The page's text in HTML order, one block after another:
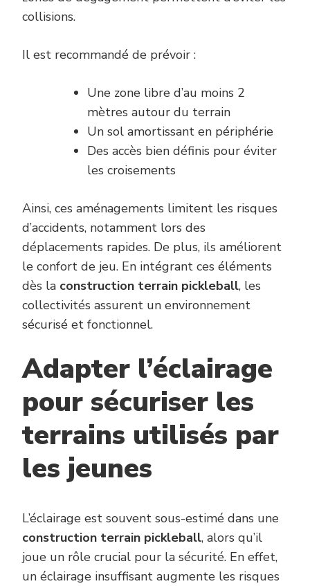
collisions.
Il est recommandé de prévoir :
Une zone libre d’au moins 2
mètres autour du terrain
Un sol amortissant en périphérie
Des accès bien définis pour éviter
les croisements
Ainsi, ces aménagements limitent les risques
d’accidents, notamment lors des
déplacements rapides. De plus, ils améliorent
le confort de jeu. En intégrant ces éléments
dès la construction terrain pickleball, les
collectivités assurent un environnement
sécurisé et fonctionnel.
Adapter l’éclairage
pour sécuriser les
terrains utilisés par
les jeunes
L’éclairage est souvent sous-estimé dans une
construction terrain pickleball, alors qu’il
joue un rôle crucial pour la sécurité. En effet,
un éclairage insuffisant augmente les risques